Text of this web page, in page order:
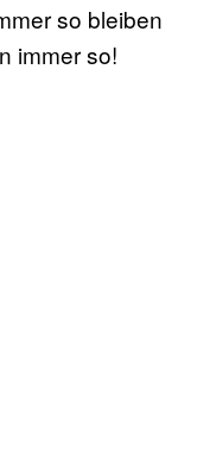
so bleiben
immer so!